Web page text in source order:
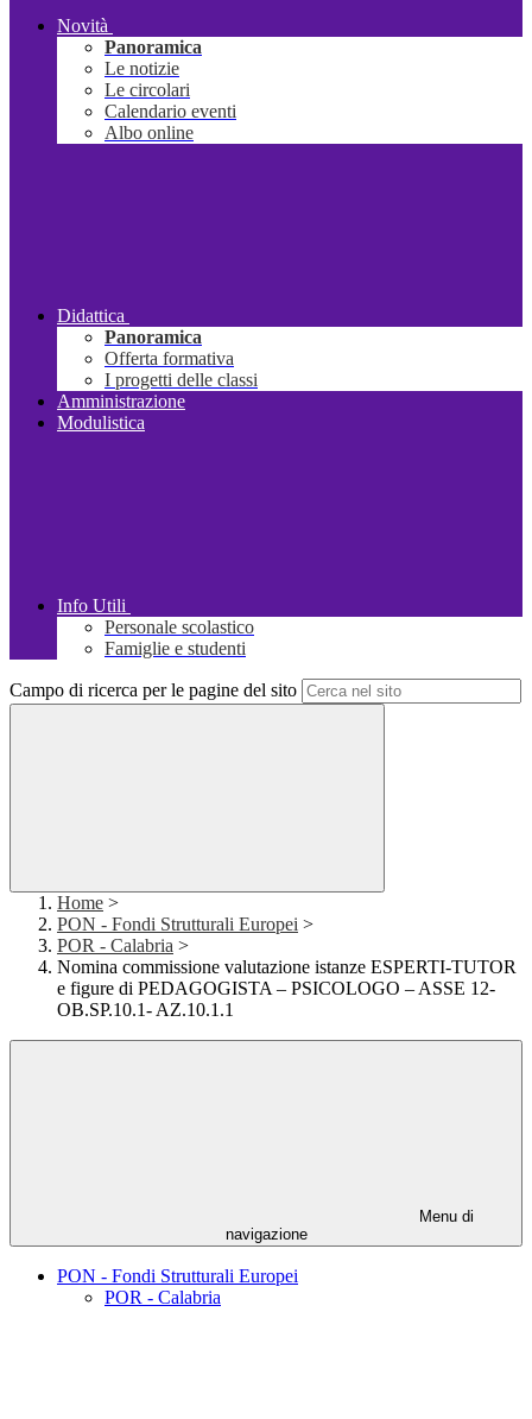
Novità
Panoramica
Le notizie
Le circolari
Calendario eventi
Albo online
Didattica
Panoramica
Offerta formativa
I progetti delle classi
Amministrazione
Modulistica
Info Utili
Personale scolastico
Famiglie e studenti
Campo di ricerca per le pagine del sito
Home >
PON - Fondi Strutturali Europei >
POR - Calabria >
Nomina commissione valutazione istanze ESPERTI-TUTOR
e figure di PEDAGOGISTA – PSICOLOGO – ASSE 12-
OB.SP.10.1- AZ.10.1.1
Menu di
navigazione
PON - Fondi Strutturali Europei
POR - Calabria